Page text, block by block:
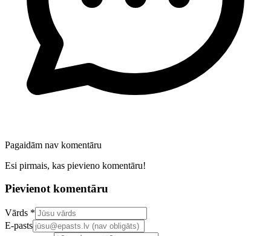
Pagaidām nav komentāru
Esi pirmais, kas pievieno komentāru!
Pievienot komentāru
Confirm your email address
Vārds *
E-pasts